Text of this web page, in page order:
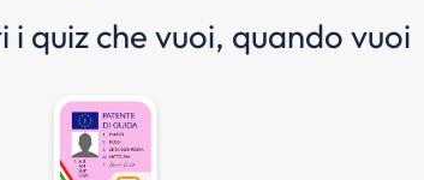
quiz che vuoi, quando vuoi